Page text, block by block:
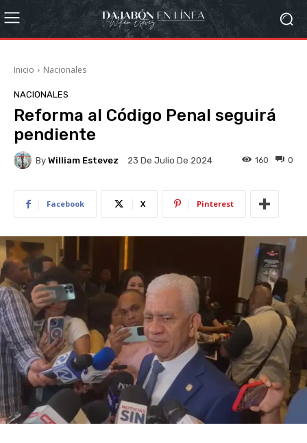
Inicio Nacionales
NACIONALES
Reforma al Código Penal seguirá
pendiente
By William Estevez 23 De Julio De 2024 0
160
Facebook X Pinterest